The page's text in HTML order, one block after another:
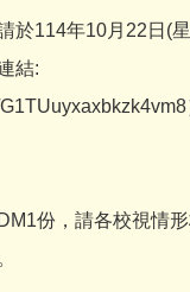
於114年10月22日(
結:
份，請各校視情